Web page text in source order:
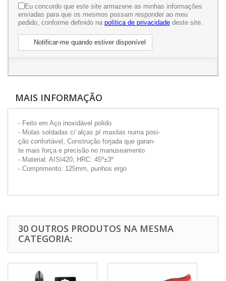
Eu concordo que este site armazene as minhas informações
enviadas para que os mesmos possam responder ao meu
pedido, conforme definido na política de privacidade deste site.
Notificar-me quando estiver disponível
MAIS INFORMAÇÃO
- Feito em Aço inoxidável polido
- Molas soldadas c/ alças p/ maxilas numa posi-
ção confortável, Construção forjada que garan-
te mais força e precisão no manuseamento
- Material: AISI420, HRC: 45º±3º
- Comprimento: 125mm, punhos ergo
30 OUTROS PRODUTOS NA MESMA
CATEGORIA: